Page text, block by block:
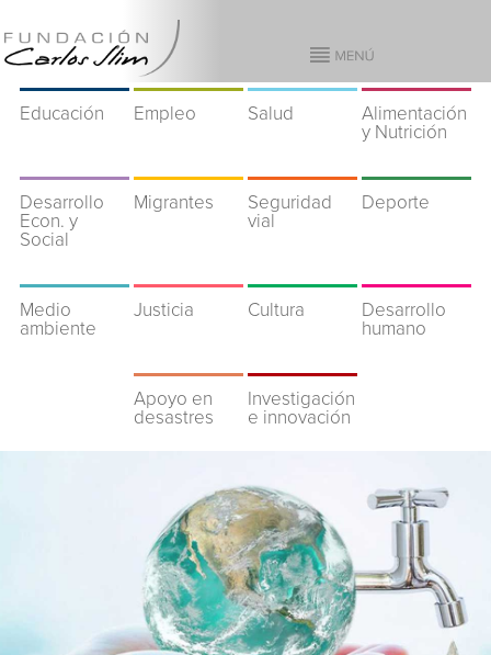
Educación Empleo Salud
Alimentación
y Nutrición
Desarrollo
Econ. y
Social
Migrantes
Seguridad
vial
Deporte
Medio
ambiente
Justicia Cultura
Desarrollo
humano
Apoyo en
desastres
Investigación
e innovación